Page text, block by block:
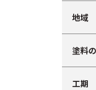
地域
塗料
工期